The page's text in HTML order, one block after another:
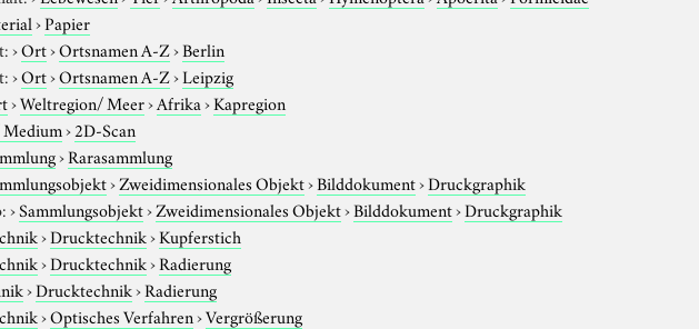
›Papier
›Ort›Ortsnamen A-Z›Berlin
›Ort›Ortsnamen A-Z›Leipzig
›Weltregion/ Meer›Afrika›Kapregion
›2D-Scan
›Rarasammlung
›Zweidimensionales Objekt›Bilddokument›Druckgraphik
›Sammlungsobjekt›Zweidimensionales Objekt›Bilddokument›Druckgraphik
›Drucktechnik›Kupferstich
›Drucktechnik›Radierung
›Drucktechnik›Radierung
›Optisches Verfahren›Vergrößerung